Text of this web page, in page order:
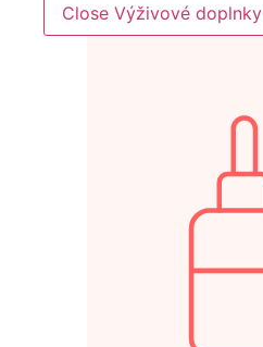
Close Výživové doplnky